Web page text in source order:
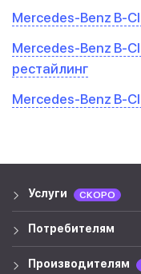
Mercedes-Benz B-
Mercedes-Benz B-
рестайлинг
Mercedes-Benz B-
Услуги СКОРО
Потребителям
Производителям